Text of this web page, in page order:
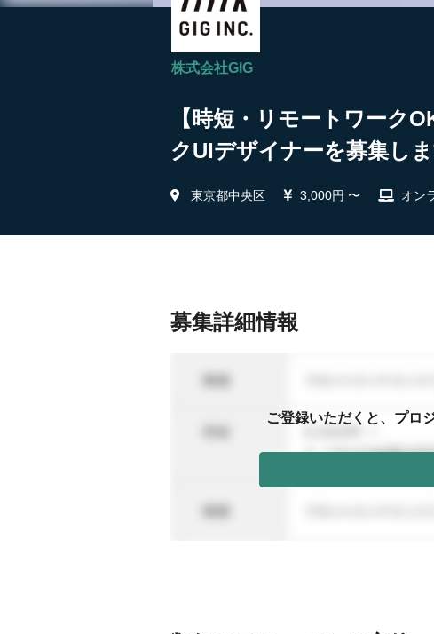
株式会社GIG
【時短・リモートワーク
クUIデザイナーを募集し
東京都中央区 3,000円 〜 オン
募集詳細情報
ご登録いただくと、プロ